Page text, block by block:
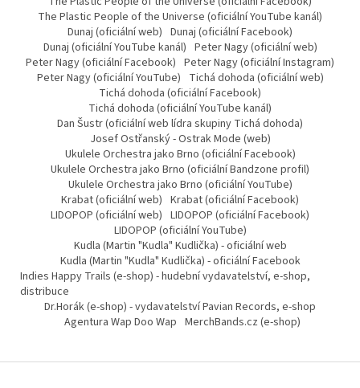
The Plastic People of the Universe (oficiální YouTube kanál)
Dunaj (oficiální web) Dunaj (oficiální Facebook)
Dunaj (oficiální YouTube kanál) Peter Nagy (oficiální web)
Peter Nagy (oficiální Facebook) Peter Nagy (oficiální Instagram)
Peter Nagy (oficiální YouTube) Tichá dohoda (oficiální web)
Tichá dohoda (oficiální Facebook)
Tichá dohoda (oficiální YouTube kanál)
Dan Šustr (oficiální web lídra skupiny Tichá dohoda)
Josef Ostřanský - Ostrak Mode (web)
Ukulele Orchestra jako Brno (oficiální Facebook)
Ukulele Orchestra jako Brno (oficiální Bandzone profil)
Ukulele Orchestra jako Brno (oficiální YouTube)
Krabat (oficiální web) Krabat (oficiální Facebook)
LIDOPOP (oficiální web) LIDOPOP (oficiální Facebook)
LIDOPOP (oficiální YouTube)
Kudla (Martin "Kudla" Kudlička) - oficiální web
Kudla (Martin "Kudla" Kudlička) - oficiální Facebook
Indies Happy Trails (e-shop) - hudební vydavatelství, e-shop,
distribuce
Dr.Horák (e-shop) - vydavatelství Pavian Records, e-shop
Agentura Wap Doo Wap MerchBands.cz (e-shop)